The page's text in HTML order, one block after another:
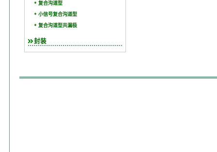
复合沟道型
小信号复合沟道型
复合沟道型共漏极
封装